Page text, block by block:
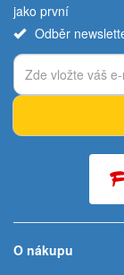
jako první
Odběr
O nákupu